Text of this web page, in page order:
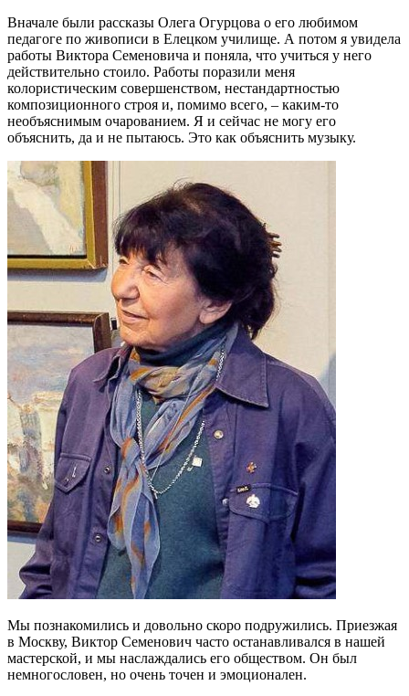
Вначале были рассказы Олега Огурцова о его любимом
педагоге по живописи в Елецком училище. А потом я увидела
работы Виктора Семеновича и поняла, что учиться у него
действительно стоило. Работы поразили меня
колористическим совершенством, нестандартностью
композиционного строя и, помимо всего, – каким-то
необъяснимым очарованием. Я и сейчас не могу его
объяснить, да и не пытаюсь. Это как объяснить музыку.
Мы познакомились и довольно скоро подружились. Приезжая
в Москву, Виктор Семенович часто останавливался в нашей
мастерской, и мы наслаждались его обществом. Он был
немногословен, но очень точен и эмоционален.